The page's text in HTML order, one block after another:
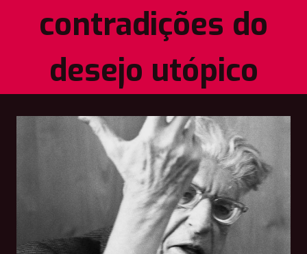
contradições do
desejo utópico